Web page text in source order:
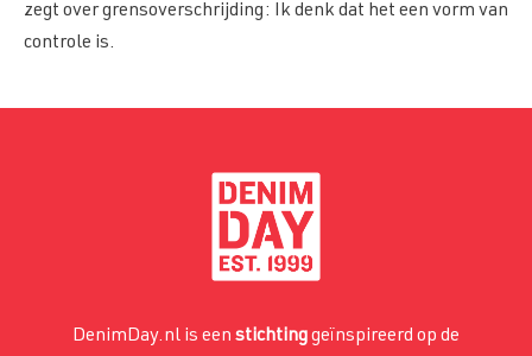
zegt over grensoverschrijding: Ik denk dat het een vorm van
controle is.
DenimDay.nl is een stichtinggeïnspireerd op de